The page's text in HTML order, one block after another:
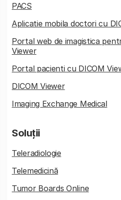
PACS
Aplicatie mobila doctori cu
Portal web de imagistica
Viewer
Portal pacienti cu DICOM
DICOM Viewer
Imaging Exchange Medical
Soluții
Teleradiologie
Telemedicină
Tumor Boards Online